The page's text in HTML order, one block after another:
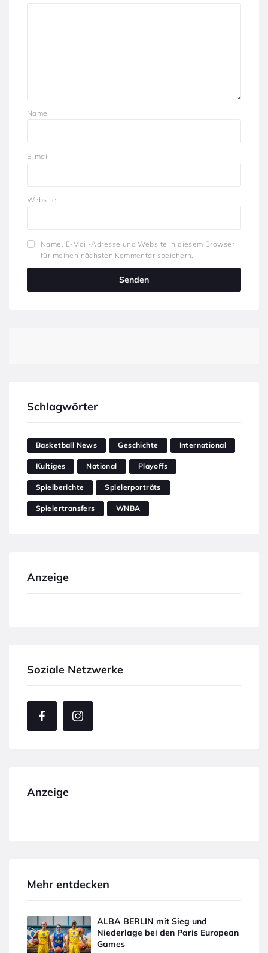
Name
E-mail
Website
Name, E-Mail-Adresse und Website in diesem Browser
für meinen nächsten Kommentar speichern.
Schlagwörter
Basketball News Geschichte International
Kultiges National Playoffs
Spielberichte Spielerporträts
Spielertransfers WNBA
Anzeige
Soziale Netzwerke
Anzeige
Mehr entdecken
ALBA BERLIN mit Sieg und
Niederlage bei den Paris European
Games